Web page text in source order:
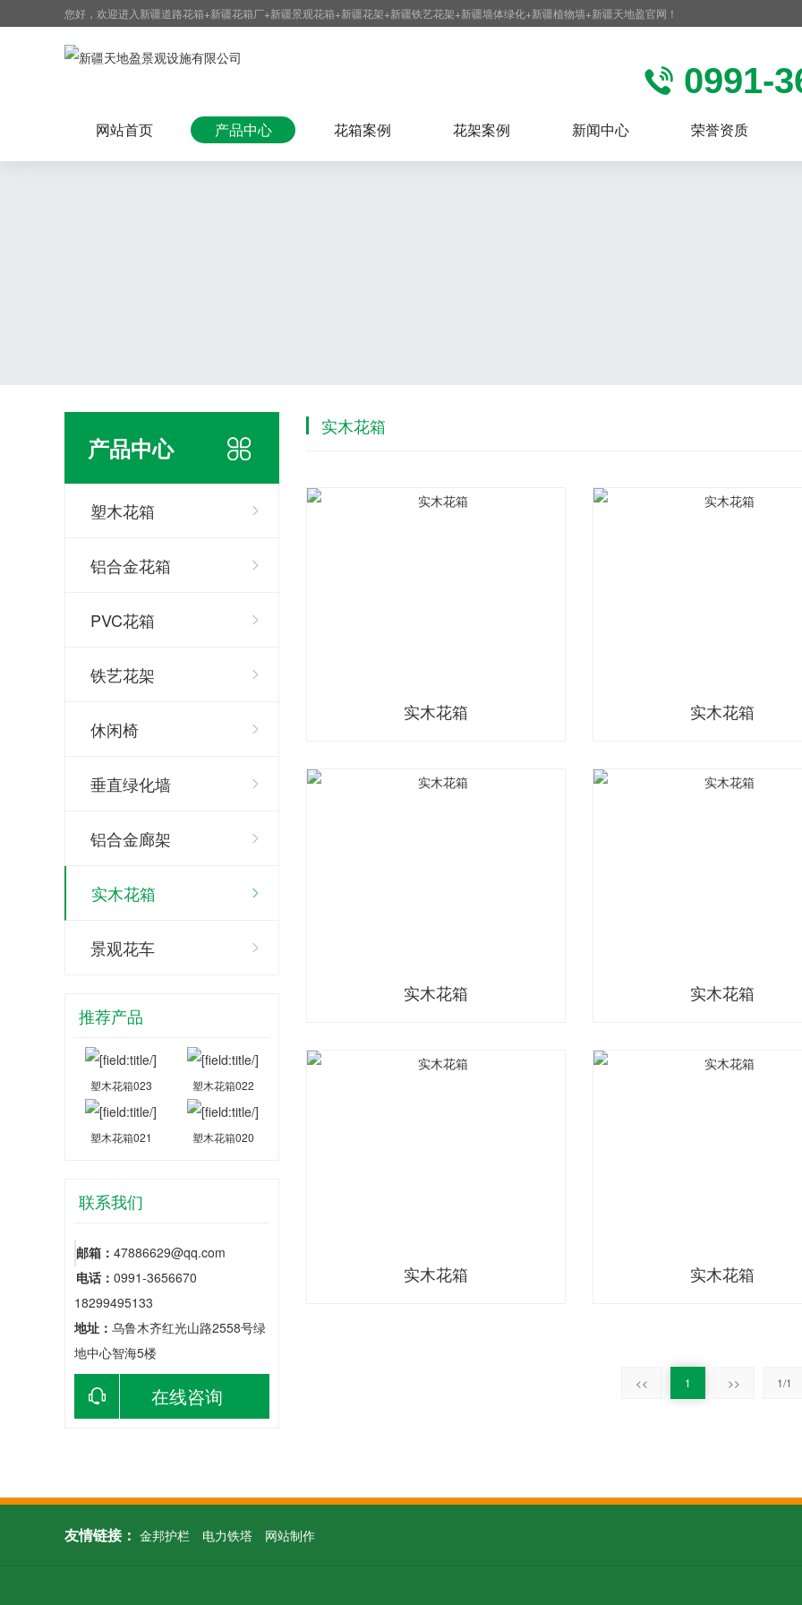
您好，欢迎进入新疆道路花箱+新疆花箱厂+新疆景观花箱+新疆花架+新疆铁艺花架+新疆墙体绿化+新疆植物墙+新疆天地盈官网！
0991-
网站首页 产品中心 花箱案例 花架案例 新闻中心 荣誉资质
产品中心
塑木花箱
铝合金花箱
PVC花箱
铁艺花架
休闲椅
垂直绿化墙
铝合金廊架
实木花箱
景观花车
推荐产品
塑木花箱023 塑木花箱022
塑木花箱021 塑木花箱020
联系我们
邮箱： 47886629@qq.com
电话： 0991-3656670
18299495133
地址： 乌鲁木齐红光山路2558号绿
地中心智海5楼
在线咨询
实木花箱
实木花箱 实木花箱
实木花箱 实木花箱
实木花箱 实木花箱
<< 1 >> 1/1
友情链接： 金邦护栏 电力铁塔 网站制作